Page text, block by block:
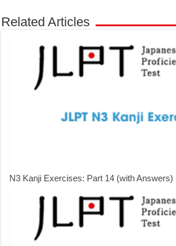
Related Articles
N3 Kanji Exercises: Part 14 (with Answers)